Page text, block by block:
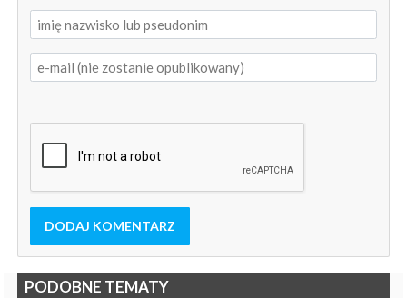
DODAJ KOMENTARZ
PODOBNE TEMATY